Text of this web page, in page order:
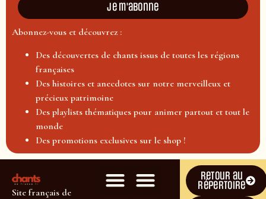
Je m'abonne
Abonnez-vous et découvrez :
Des découvertes de chants issus de toutes les régions
françaises
Des histoires et anecdotes sur notre merveilleux et
précieux patrimoine
Des playlists thématiques pour animer partout et tout le
monde
Des promotions exclusives sur le shop !
Site français de
Retour au
répertoire